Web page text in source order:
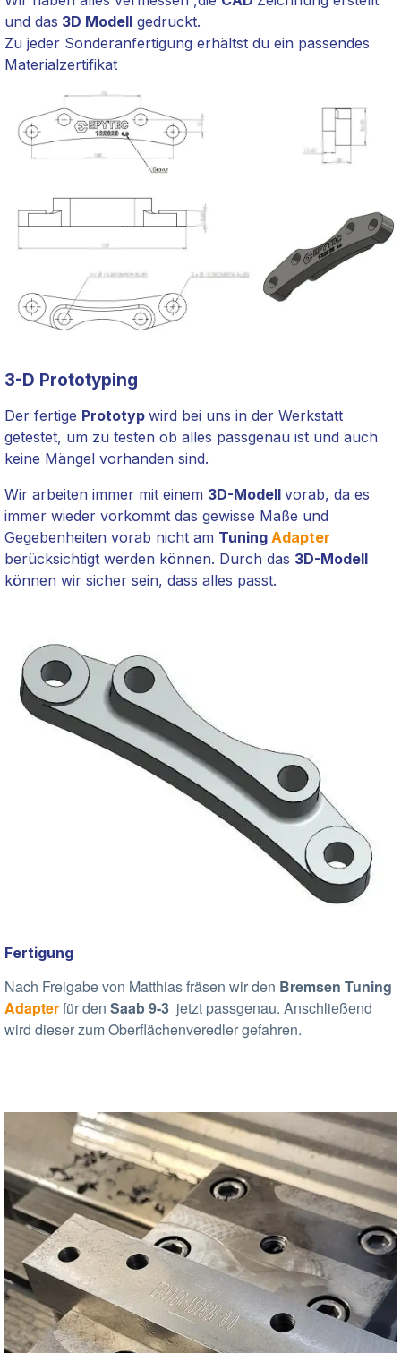
und das 3D Modell gedruckt.
Zu jeder Sonderanfertigung erhältst du ein passendes
Materialzertifikat
3-D Prototyping
Der fertige Prototyp wird bei uns in der Werkstatt
getestet, um zu testen ob alles passgenau ist und auch
keine Mängel vorhanden sind.
Wir arbeiten immer mit einem 3D-Modell vorab, da es
immer wieder vorkommt das gewisse Maße und
Gegebenheiten vorab nicht am Tuning Adapter
berücksichtigt werden können. Durch das 3D-Modell
können wir sicher sein, dass alles passt.
Fertigung
Nach Freigabe von Matthiasfräsen wir den Bremsen Tuning
Adapterfür den Saab 9-3 jetzt passgenau. Anschließend
wird dieser zum Oberflächenveredler gefahren.